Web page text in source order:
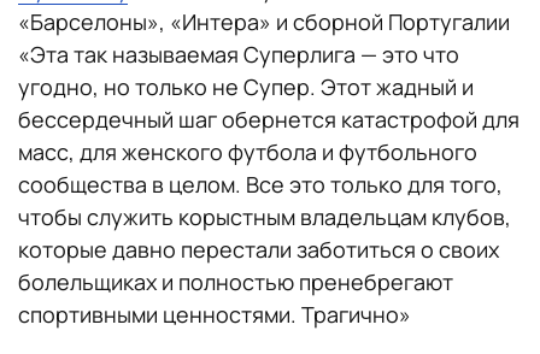
«Барселоны», «Интера» и сборной Португалии
«Эта так называемая Суперлига — это что
угодно, но только не Супер. Этот жадный и
бессердечный шаг обернется катастрофой для
масс, для женского футбола и футбольного
сообщества в целом. Все это только для того,
чтобы служить корыстным владельцам клубов,
которые давно перестали заботиться о своих
болельщиках и полностью пренебрегают
спортивными ценностями. Трагично»